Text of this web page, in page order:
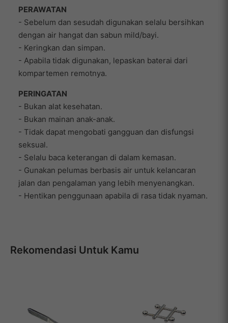
PERAWATAN
- Sebelum dan sesudah digunakan selalu bersihkan
dengan air hangat dan sabun mild/bayi.
- Keringkan dan simpan.
- Apabila tidak digunakan, lepaskan baterai dari
kompartemen remotnya.
PERINGATAN
- Bukan alat kesehatan.
- Bukan mainan anak-anak.
- Tidak dapat mengobati gangguan dan disfungsi
seksual.
- Selalu baca keterangan di dalam kemasan.
- Gunakan pelumas berbasis air untuk kelancaran
jalan dan pengalaman yang lebih menyenangkan.
- Hentikan penggunaan apabila di rasa tidak nyaman.
Rekomendasi Untuk Kamu